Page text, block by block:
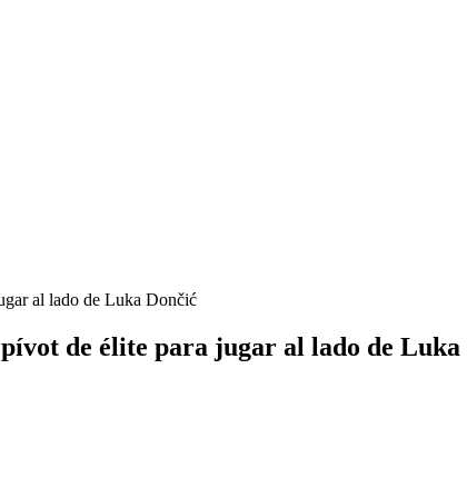
al lado de Luka Dončić
de élite para jugar al lado de Luka